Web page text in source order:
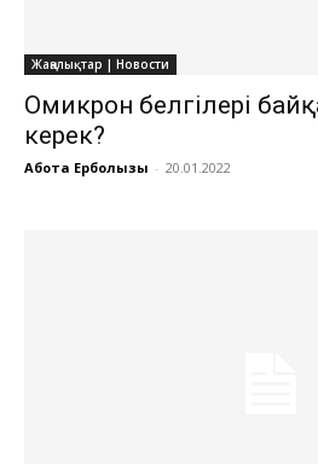
Жаңалықтар | Новости
Омикрон белгілері
керек?
Ақбота Ерболқызы - 20.01.2022